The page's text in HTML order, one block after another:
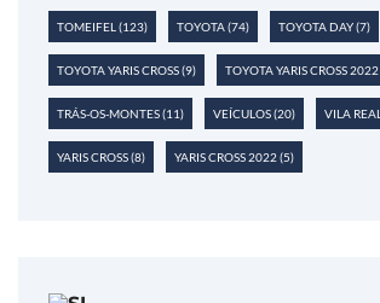
TOMEIFEL (123) TOYOTA(74) TOYOTA DAY(7)
TOYOTA YARIS CROSS(9) TOYOTA YARIS CROSS 2022
TRÁS-OS-MONTES(11) VEÍCULOS(20) VILA REAL
YARIS CROSS(8) YARIS CROSS 2022 (5)